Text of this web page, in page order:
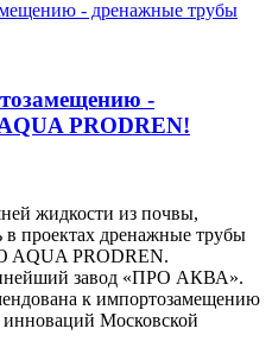
-
PRODREN!
жидкости из почвы,
в проектах дренажные трубы
AQUA PRODREN.
завод «ПРО АКВА».
к импортозамещению
Московской